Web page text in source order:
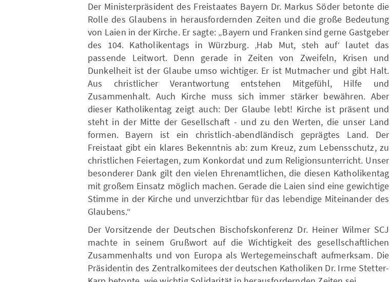
Der Ministerpräsident des Freistaates Bayern Dr. Markus Söder betonte die
Rolle des Glaubens in herausfordernden Zeiten und die große Bedeutung
von Laien in der Kirche. Er sagte: „Bayern und Franken sind gerne Gastgeber
des 104. Katholikentags in Würzburg. ‚Hab Mut, steh aufʻ lautet das
passende Leitwort. Denn gerade in Zeiten von Zweifeln, Krisen und
Dunkelheit ist der Glaube umso wichtiger. Er ist Mutmacher und gibt Halt.
Aus christlicher Verantwortung entstehen Mitgefühl, Hilfe und
Zusammenhalt. Auch Kirche muss sich immer stärker bewähren. Aber
dieser Katholikentag zeigt auch: Der Glaube lebt! Kirche ist präsent und
steht in der Mitte der Gesellschaft - und zu den Werten, die unser Land
formen. Bayern ist ein christlich-abendländisch geprägtes Land. Der
Freistaat gibt ein klares Bekenntnis ab: zum Kreuz, zum Lebensschutz, zu
christlichen Feiertagen, zum Konkordat und zum Religionsunterricht. Unser
besonderer Dank gilt den vielen Ehrenamtlichen, die diesen Katholikentag
mit großem Einsatz möglich machen. Gerade die Laien sind eine gewichtige
Stimme in der Kirche und unverzichtbar für das lebendige Miteinander des
Glaubens.“
Der Vorsitzende der Deutschen Bischofskonferenz Dr. Heiner Wilmer SCJ
machte in seinem Grußwort auf die Wichtigkeit des gesellschaftlichen
Zusammenhalts und von Europa als Wertegemeinschaft aufmerksam. Die
Präsidentin des Zentralkomitees der deutschen Katholiken Dr. Irme Stetter-